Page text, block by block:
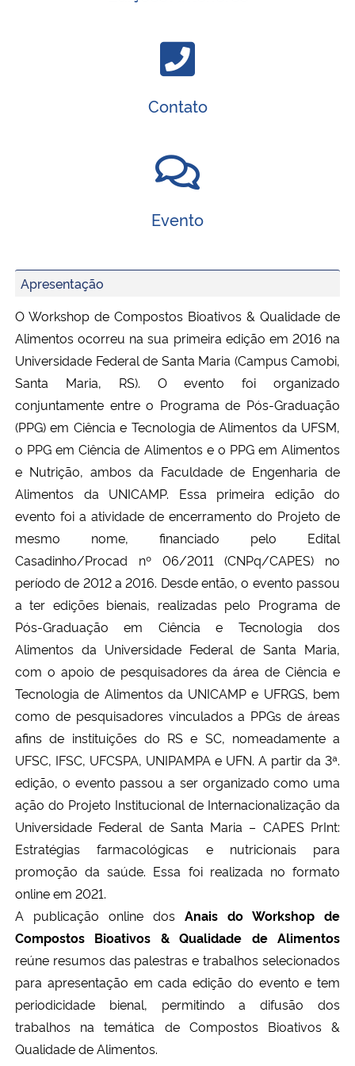
Contato
Evento
Apresentação
O Workshop de Compostos Bioativos & Qualidade de
Alimentos ocorreu na sua primeira edição em 2016 na
Universidade Federal de Santa Maria (Campus Camobi,
Santa Maria, RS). O evento foi organizado
conjuntamente entre o Programa de Pós-Graduação
(PPG) em Ciência e Tecnologia de Alimentos da UFSM,
o PPG em Ciência de Alimentos e o PPG em Alimentos
e Nutrição, ambos da Faculdade de Engenharia de
Alimentos da UNICAMP. Essa primeira edição do
evento foi a atividade de encerramento do Projeto de
mesmo nome, financiado pelo Edital
Casadinho/Procad nº 06/2011 (CNPq/CAPES) no
período de 2012 a 2016. Desde então, o evento passou
a ter edições bienais, realizadas pelo Programa de
Pós-Graduação em Ciência e Tecnologia dos
Alimentos da Universidade Federal de Santa Maria,
com o apoio de pesquisadores da área de Ciência e
Tecnologia de Alimentos da UNICAMP e UFRGS, bem
como de pesquisadores vinculados a PPGs de áreas
afins de instituições do RS e SC, nomeadamente a
UFSC, IFSC, UFCSPA, UNIPAMPA e UFN. A partir da 3ª.
edição, o evento passou a ser organizado como uma
ação do Projeto Institucional de Internacionalização da
Universidade Federal de Santa Maria – CAPES PrInt:
Estratégias farmacológicas e nutricionais para
promoção da saúde. Essa foi realizada no formato
online em 2021.
A publicação online dos Anais do Workshop de
Compostos Bioativos & Qualidade de Alimentos
reúne resumos das palestras e trabalhos selecionados
para apresentação em cada edição do evento e tem
periodicidade bienal, permitindo a difusão dos
trabalhos na temática de Compostos Bioativos &
Qualidade de Alimentos.